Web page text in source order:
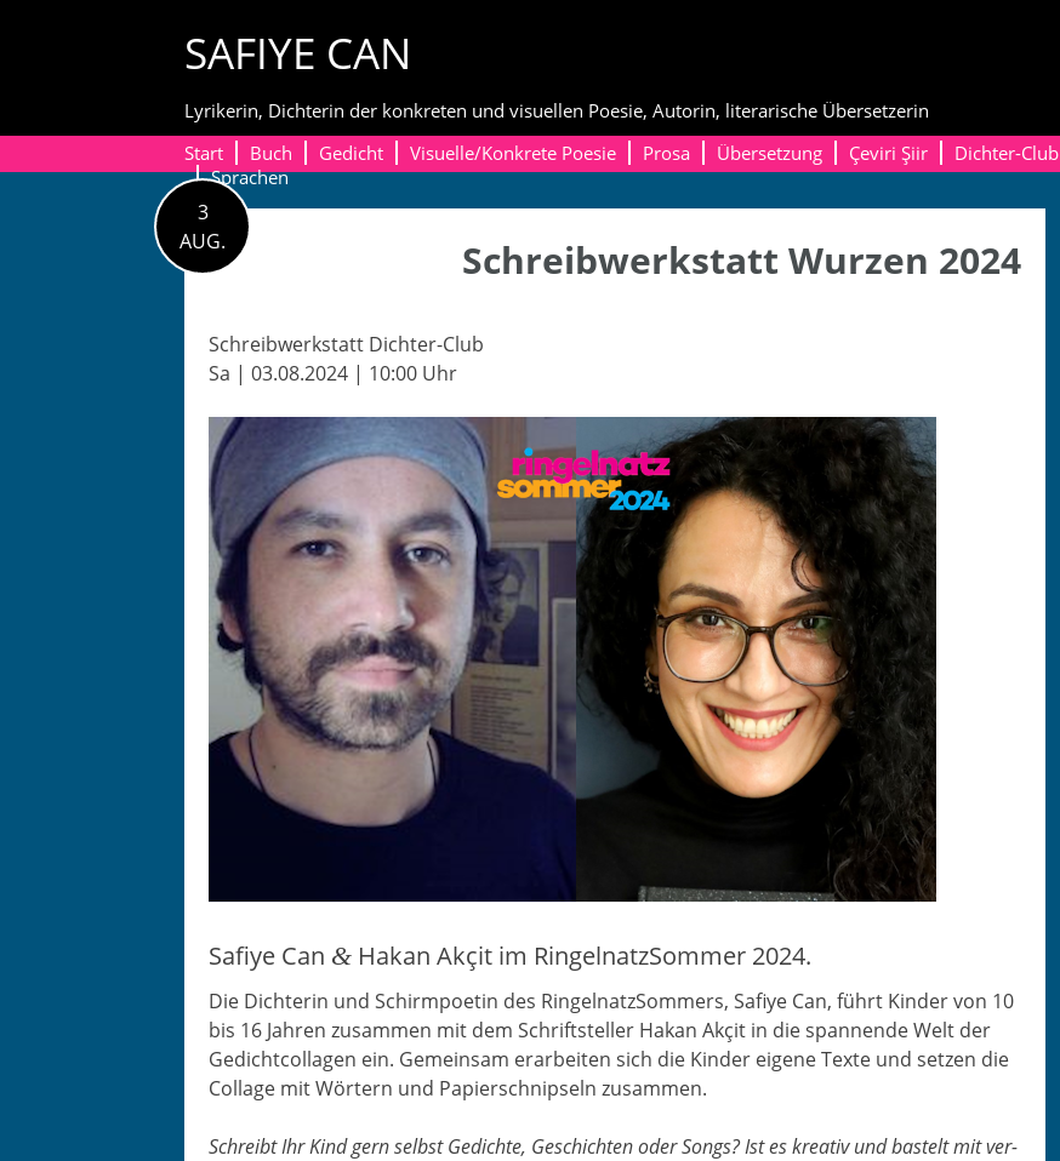
SAFIYE CAN
Lyrikerin, Dichterin der konkreten und visuellen Poesie, Autorin, literarische Übersetzerin
Start
Buch Gedicht Visuelle/Konkrete Poesie Prosa Übersetzung Çeviri Şiir Dichter-Club
Sprachen
3
AUG.
Schreibwerkstatt Wurzen 2024
Schreib­w­erk­statt Dichter-Club
Sa | 03.08.2024 | 10:00 Uhr
Safiye Can & Hakan Akçit im RingelnatzSommer 2024.
Die Dich­terin und Schirm­po­et­in des Ringel­natz­Som­mers, Safiye Can, führt Kinder von 10
bis 16 Jahren zusam­men mit dem Schrift­steller Hakan Akçit in die span­nende Welt der
Gedicht­col­la­gen ein. Gemein­sam erar­beit­en sich die Kinder eigene Texte und set­zen die
Col­lage mit Wörtern und Papier­schnipseln zusammen.
Schreibt Ihr Kind gern selb­st Gedichte, Geschicht­en oder Songs? Ist es kreativ und bastelt mit ver­